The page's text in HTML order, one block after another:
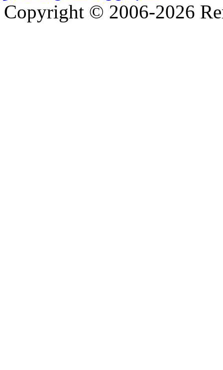
Copyright © 2006-2026